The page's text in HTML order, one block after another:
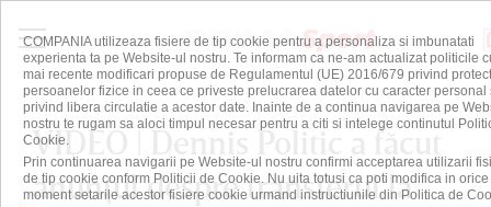
VIDEO | Dennis Politic a făcut
anunţul despre transferul la
COMPANIA utilizeaza fisiere de tip cookie pentru a personaliza si imbunatati
experienta ta pe Website-ul nostru. Te informam ca ne-am actualizat politicile
mai recente modificari propuse de Regulamentul (UE) 2016/679 privind
persoanelor fizice in ceea ce priveste prelucrarea datelor cu caracter personal
privind libera circulatie a acestor date. Inainte de a continua navigarea pe
nostru te rugam sa aloci timpul necesar pentru a citi si intelege continutul
Cookie.
Prin continuarea navigarii pe Website-ul nostru confirmi acceptarea utilizarii
de tip cookie conform Politicii de Cookie. Nu uita totusi ca poti modifica in orice
moment setarile acestor fisiere cookie urmand instructiunile din Politica de